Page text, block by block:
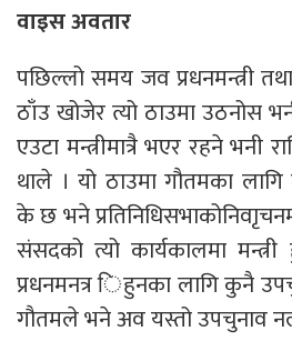
वाइस अवतार
पछिल्लो समय जव प्रधनमन्त्री
ठाँउ खोजेर त्यो ठाउमा उठनोस
एउटा मन्त्रीमात्रै भएर रहने भनी
थाले । यो ठाउमा गौतमका लागि
के छ भने
संसदको त्यो कार्यकालमा
प्रधनमनत्र िहुनका लागि कुनै
गौतमले भने अव यस्तो उपचुनाव